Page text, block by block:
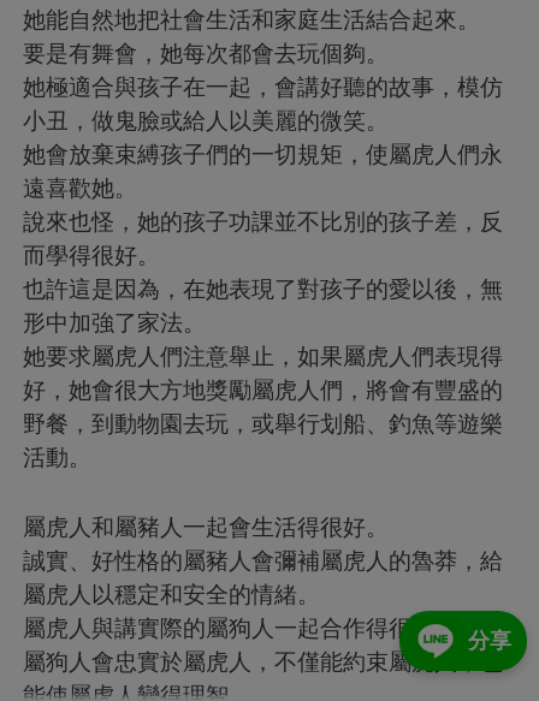
分享
她能自然地把社會生活和家庭生活結合起來。
要是有舞會，她每次都會去玩個夠。
她極適合與孩子在一起，會講好聽的故事，模仿
小丑，做鬼臉或給人以美麗的微笑。
她會放棄束縛孩子們的一切規矩，使屬虎人們永
遠喜歡她。
說來也怪，她的孩子功課並不比別的孩子差，反
而學得很好。
也許這是因為，在她表現了對孩子的愛以後，無
形中加強了家法。
她要求屬虎人們注意舉止，如果屬虎人們表現得
好，她會很大方地獎勵屬虎人們，將會有豐盛的
野餐，到動物園去玩，或舉行划船、釣魚等遊樂
活動。
屬虎人和屬豬人一起會生活得很好。
誠實、好性格的屬豬人會彌補屬虎人的魯莽，給
屬虎人以穩定和安全的情緒。
屬虎人與講實際的屬狗人一起合作得很好，
屬狗人會忠實於屬虎人，不僅能約束屬虎人，也
能使屬虎人變得理智。